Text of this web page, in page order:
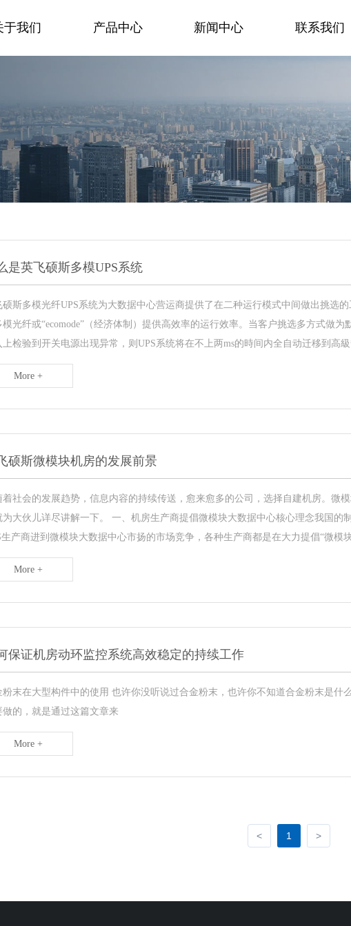
于我们 产品中心 新闻中心 联系我们
是英飞硕斯多模UPS系统
硕斯多模光纤UPS系统为大数据中心营运商提供了在二种运行模式中间做出挑选
模光纤或“ecomode”（经济体制）提供高效率的运行效率。当客户挑选多方式做
上检验到开关电源出现异常，则UPS系统将在不上两ms的時间内全自动迁移到高
More +
硕斯微模块机房的发展前景
着社会的发展趋势，信息内容的持续传送，愈来愈多的公司，选择自建机房。微
为大伙儿详尽讲解一下。 一、机房生产商提倡微模块大数据中心核心理念我国的
生产商进到微模块大数据中心市扬的市场竞争，各种生产商都是在大力提倡“微模
More +
保证机房动环监控系统高效稳定的持续工作
粉末在大型构件中的使用 也许你没听说过合金粉末，也许你不知道合金粉末是什
做的，就是通过这篇文章来
More +
< 1 >